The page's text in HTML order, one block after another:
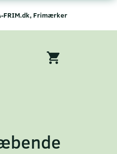
FRIM.dk, Frimærker